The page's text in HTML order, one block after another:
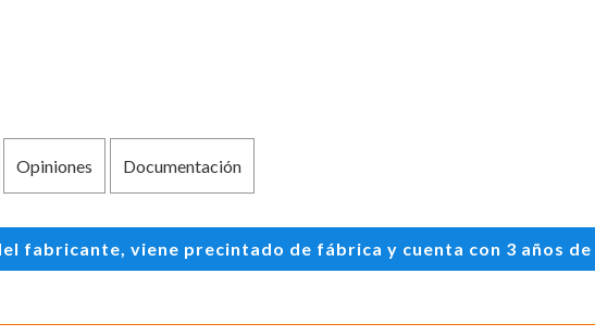
Opiniones Documentación
fabricante, viene precintado de fábrica y cuenta con 3 años